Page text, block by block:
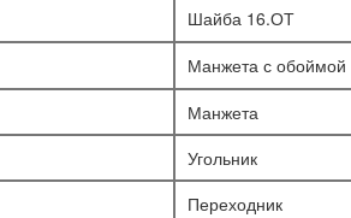
Шайба 16.ОТ
Манжета с обоймой
Манжета
Угольник
Переходник